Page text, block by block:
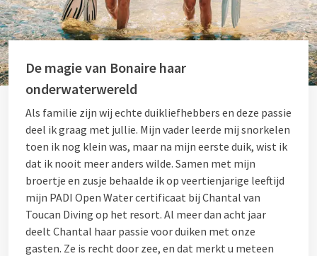
De magie van Bonaire haar
onderwaterwereld
Als familie zijn wij echte duikliefhebbers en deze passie
deel ik graag met jullie. Mijn vader leerde mij snorkelen
toen ik nog klein was, maar na mijn eerste duik, wist ik
dat ik nooit meer anders wilde. Samen met mijn
broertje en zusje behaalde ik op veertienjarige leeftijd
mijn PADI Open Water certificaat bij Chantal van
Toucan Diving op het resort. Al meer dan acht jaar
deelt Chantal haar passie voor duiken met onze
gasten. Ze is recht door zee, en dat merkt u meteen